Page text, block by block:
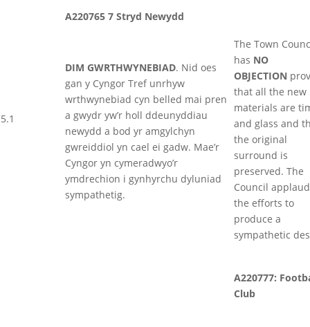
5.1
A220765 7 Stryd Newydd
DIM GWRTHWYNEBIAD. Nid oes
gan y Cyngor Tref unrhyw
wrthwynebiad cyn belled mai pren
a gwydr yw’r holl ddeunyddiau
newydd a bod yr amgylchyn
gwreiddiol yn cael ei gadw. Mae’r
Cyngor yn cymeradwyo’r
ymdrechion i gynhyrchu dyluniad
sympathetig.
The Town
has NO
OBJECTION
that all the new
materials are
and glass and
the original
surround is
preserved. The
Council
the efforts to
produce a
sympathetic
A220777:
Club